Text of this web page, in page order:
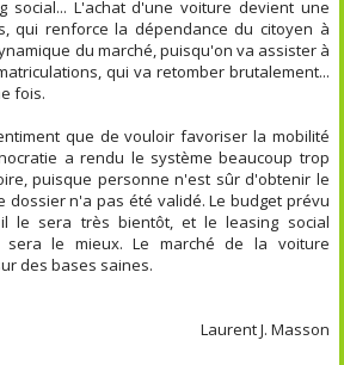
social... L'achat d'une voiture devient une
qui renforce la dépendance du citoyen à
du marché, puisqu'on va assister à
qui va retomber brutalement...
fois.
que de vouloir favoriser la mobilité
a rendu le système beaucoup trop
puisque personne n'est sûr d'obtenir le
dossier n'a pas été validé. Le budget prévu
le sera très bientôt, et le leasing social
le mieux. Le marché de la voiture
des bases saines.
Laurent J. Masson